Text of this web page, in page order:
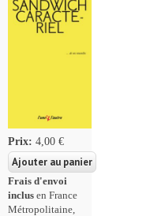
Prix:4,00 €
Frais d'envoi
inclus en France
Métropolitaine,